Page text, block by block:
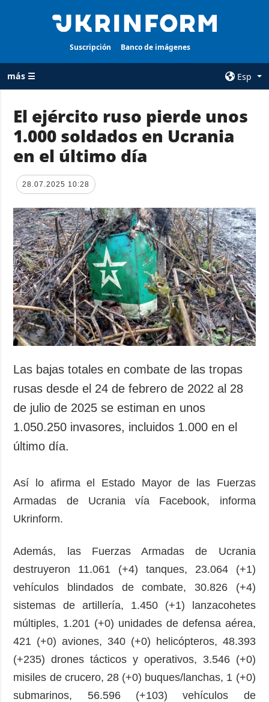
Suscripción Banco de imágenes
más ☰
Esp
TODAS LAS
CATEGORÍAS
Guerra
Reconstrucción
Política
Economía
Defensa
Sociedad y
Cultura
Deportes
Crimen
Desastres y
AGENCIA
servicios
Política de
privacidad y
protección de
datos personales
ADICIONAL
Podcasts
Publicaciones
Entrevistas
Video
Releases
SERVICIOS
Suscripción
Banco de
imágenes
El ejército ruso pierde unos
1.000 soldados en Ucrania
en el último día
28.07.2025 10:28
Las bajas totales en combate de las tropas
rusas desde el 24 de febrero de 2022 al 28
de julio de 2025 se estiman en unos
1.050.250 invasores, incluidos 1.000 en el
último día.
Así lo afirma el Estado Mayor de las Fuerzas
Armadas de Ucrania vía Facebook, informa
Ukrinform.
Además, las Fuerzas Armadas de Ucrania
destruyeron 11.061 (+4) tanques, 23.064 (+1)
vehículos blindados de combate, 30.826 (+4)
sistemas de artillería, 1.450 (+1) lanzacohetes
múltiples, 1.201 (+0) unidades de defensa aérea,
421 (+0) aviones, 340 (+0) helicópteros, 48.393
(+235) drones tácticos y operativos, 3.546 (+0)
misiles de crucero, 28 (+0) buques/lanchas, 1 (+0)
submarinos, 56.596 (+103) vehículos de